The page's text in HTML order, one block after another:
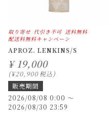
取り寄せ 代引き不可 送料無料
配送料無料キャンペーン
APROZ. LENKINS/S
¥ 19,000
¥20,900税込
販売期間
2026/08/08 0:00 〜
2026/08/30 23:59